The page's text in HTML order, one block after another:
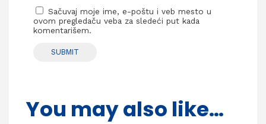
Sačuvaj moje ime, e-poštu i veb mesto u
ovom pregledaču veba za sledeći put kada
komentarišem.
You may also like…